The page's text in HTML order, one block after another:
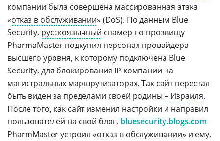
компании была совершена массированная атака
«отказ в обслуживании» (DoS). По данным Blue
Security, русскоязычный спамер по прозвищу
PharmaMaster подкупил персонал провайдера
высшего уровня, к которому подключена Blue
Security, для блокирования IP компании на
магистральных маршрутизаторах. Так сайт перестал
быть виден за пределами своей родины – Израиля.
После того, как сайт изменил настройки и направил
пользователей на свой блог, bluesecurity.blogs.com
PharmMaster устроил «отказ в обслуживании» и ему,